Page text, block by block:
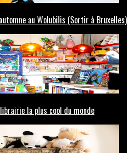
au Wolubilis (Sortir à Bruxelles)
la plus cool du monde